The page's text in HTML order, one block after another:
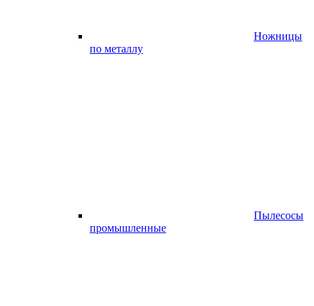
Ножницы
по металлу
Пылесосы
промышленные